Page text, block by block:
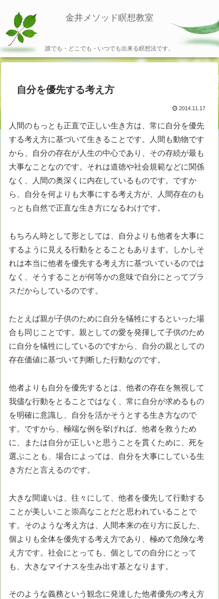
金井メソッド瞑想教室
誰でも・どこでも・いつでも出来る瞑想法です。
自分を優先する考え方
2014.11.17
人間のもっとも正直で正しい生き方は、常に自分を優先
する考え方に基づいて生きることです。人間も動物です
から、自分の存在が人生の中心であり、その存続が最も
大事なことなのです。それは道徳や社会規範などに関係
なく、人間の奥深くに内在しているものです。ですか
ら、自分を何よりも大事にする考え方が、人間存在のも
っとも自然で正直な生き方になるわけです。
もちろん時として形としては、自分よりも他者を大事に
するように見える行動をとることもあります。しかしそ
れは本当に他者を優先する考え方に基づいているのでは
なく、そうすることが何等かの意味で自分にとってプラ
スだからしているのです。
たとえば親が子供のために自分を犠牲にするといった場
合も同じことです。親としての愛を発揮して子供のため
に自分を犠牲にしているのですから、自分の親としての
存在価値に基づいて判断した行動なのです。
他者よりも自分を優先するとは、他者の存在を無視して
我儘な行動をとることではなく、常に自分が求めるもの
を明確に意識し、自分を活かそうとする生き方なので
す。ですから、極端な例を挙げれば、他者を救うため
に、または自分が正しいと思うことを貫くために、死を
選ぶことも、場合によっては、自分を大事にしている生
き方だと言えるのです。
大きな間違いは、往々にして、他者を優先して行動する
ことが美しいこと崇高なことだと思われていることで
す。そのような考え方は、人間本来の在り方に反した、
個よりも全体を優先する考え方であり、極めて危険な考
え方です。社会にとっても、個としての自分にとって
も、大きなマイナスを生み出す基となります。
そのような義務という観念に発達した他者優先の考え方